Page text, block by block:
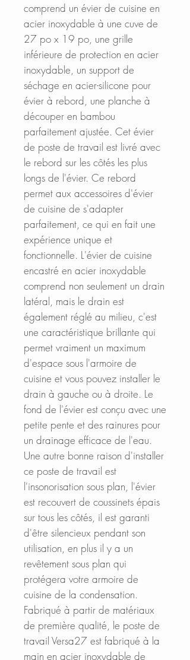
comprend un évier de cuisine en
acier inoxydable à une cuve de
27 po x 19 po, une grille
inférieure de protection en acier
inoxydable, un support de
séchage en acier-silicone pour
évier à rebord, une planche à
découper en bambou
parfaitement ajustée. Cet évier
de poste de travail est livré avec
le rebord sur les côtés les plus
longs de l'évier. Ce rebord
permet aux accessoires d'évier
de cuisine de s'adapter
parfaitement, ce qui en fait une
expérience unique et
fonctionnelle. L'évier de cuisine
encastré en acier inoxydable
comprend non seulement un drain
latéral, mais le drain est
également réglé au milieu, c'est
une caractéristique brillante qui
permet vraiment un maximum
d'espace sous l'armoire de
cuisine et vous pouvez installer le
drain à gauche ou à droite. Le
fond de l'évier est conçu avec une
petite pente et des rainures pour
un drainage efficace de l'eau.
Une autre bonne raison d'installer
ce poste de travail est
l'insonorisation sous plan, l'évier
est recouvert de coussinets épais
sur tous les côtés, il est garanti
d'être silencieux pendant son
utilisation, en plus il y a un
revêtement sous plan qui
protégera votre armoire de
cuisine de la condensation.
Fabriqué à partir de matériaux
de première qualité, le poste de
travail Versa27 est fabriqué à la
main en acier inoxydable de